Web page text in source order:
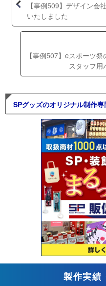
【事例509】デザイン会
いたしました
【事例507】eスポーツ祭
スタッフ用
SPグッズのオリジナル制作専
製作実績